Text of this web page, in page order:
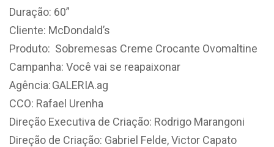
Duração: 60”
Cliente: McDondald’s
Produto: Sobremesas Creme Crocante Ovomaltine
Campanha: Você vai se reapaixonar
Agência: GALERIA.ag
CCO: Rafael Urenha
Direção Executiva de Criação: Rodrigo Marangoni
Direção de Criação: Gabriel Felde, Victor Capato